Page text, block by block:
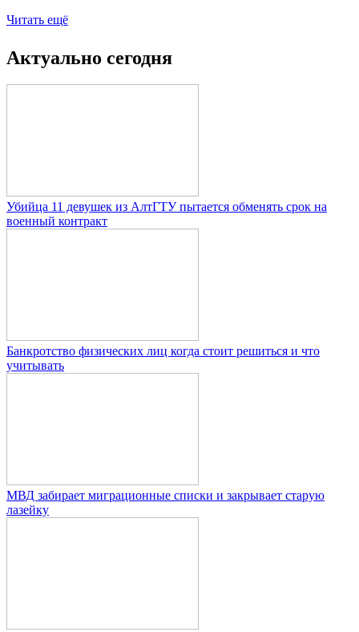
Читать ещё
Актуально сегодня
Убийца 11 девушек из АлтГТУ пытается обменять срок на
военный контракт
Банкротство физических лиц когда стоит решиться и что
учитывать
МВД забирает миграционные списки и закрывает старую
лазейку